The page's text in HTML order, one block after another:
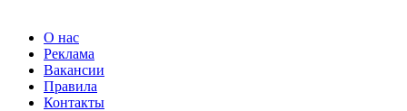
О нас
Реклама
Вакансии
Правила
Контакты